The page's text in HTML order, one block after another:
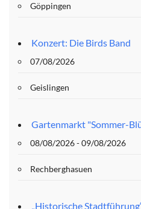
Göppingen
Konzert: Die Birds Band
07/08/2026
Geislingen
Gartenmarkt "Sommer-
08/08/2026 - 09/08/2026
Rechberghasuen
„Historische